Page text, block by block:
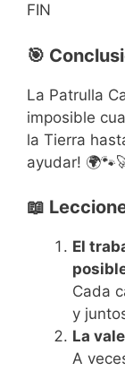
FIN
🎯
La Patrulla
imposible
la Tierra
ayudar!
📖
El
Cada
y
La
A